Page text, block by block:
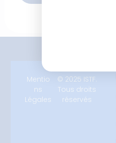
Mentio
ns
Légales
© 2025 ISTF.
Tous droits
réservés